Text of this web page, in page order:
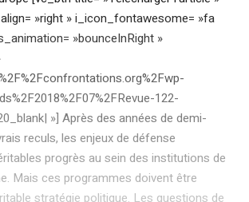
»right » i_icon_fontawesome= »fa
»bounceInRight »
122-
»] Après des années de demi-
reculs, les enjeux de défense
progrès au sein des institutions de
Mais ces programmes doivent être
stratégie politique. Les questions de